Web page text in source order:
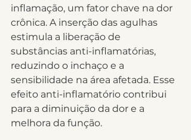
inflamação, um fator chave na dor
crônica. A inserção das agulhas
estimula a liberação de
substâncias anti-inflamatórias,
reduzindo o inchaço e a
sensibilidade na área afetada. Esse
efeito anti-inflamatório contribui
para a diminuição da dor e a
melhora da função.